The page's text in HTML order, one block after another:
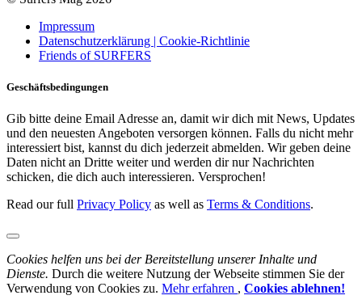
Impressum
Datenschutzerklärung | Cookie-Richtlinie
Friends of SURFERS
Geschäftsbedingungen
Gib bitte deine Email Adresse an, damit wir dich mit News, Updates
und den neuesten Angeboten versorgen können. Falls du nicht mehr
interessiert bist, kannst du dich jederzeit abmelden. Wir geben deine
Daten nicht an Dritte weiter und werden dir nur Nachrichten
schicken, die dich auch interessieren. Versprochen!
Read our full Privacy Policy as well as Terms & Conditions.
Cookies helfen uns bei der Bereitstellung unserer Inhalte und
Dienste. Durch die weitere Nutzung der Webseite stimmen Sie der
Verwendung von Cookies zu. Mehr erfahren , Cookies ablehnen!